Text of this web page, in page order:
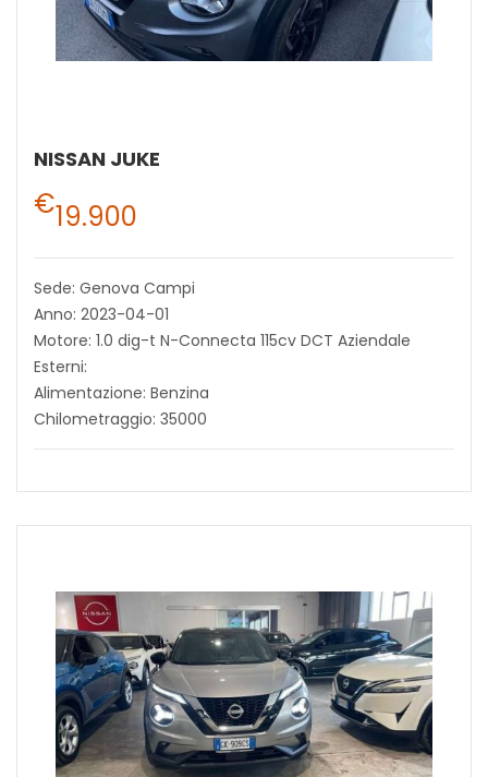
NISSAN JUKE
€19.900
Sede: Genova Campi
Anno: 2023-04-01
Motore: 1.0 dig-t N-Connecta 115cv DCT Aziendale
Esterni:
Alimentazione: Benzina
Chilometraggio: 35000